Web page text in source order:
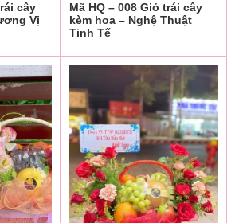
cây
Vị
Mã HQ – 008 Giỏ trái cây
kèm hoa – Nghệ Thuật
Tinh Tế